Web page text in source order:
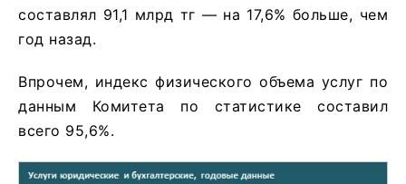
составлял 91,1 млрд тг — на 17,6% больше, чем
год назад.
Впрочем, индекс физического объема услуг по
данным Комитета по статистике составил
всего 95,6%.